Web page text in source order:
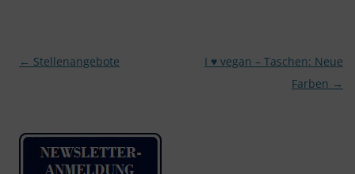
Beitragsnavigation
← Stellenangebote
I ♥ vegan – Taschen: Neue
Farben →